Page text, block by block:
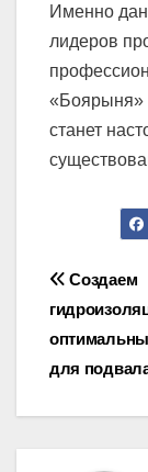
Именно
лидеров
«Боярыня»
станет
по
Создаем
для